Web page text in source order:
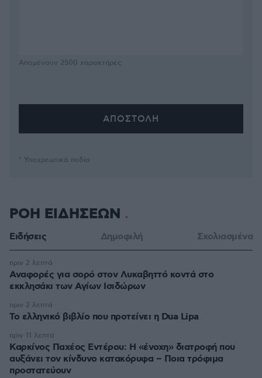
Απομένουν 2500 χαρακτήρες
* Υποχρεωτικά πεδία
ΡΟΗ ΕΙΔΗΣΕΩΝ
Ειδήσεις Δημοφιλή Σχολιασμένα
Αναφορές για σορό στον Λυκαβηττό κοντά στο
εκκλησάκι των Αγίων Ισιδώρων
πριν 2 λεπτά
Το ελληνικό βιβλίο που προτείνει η Dua Lipa
πριν 2 λεπτά
Καρκίνος Παχέος Εντέρου: Η «ένοχη» διατροφή που
αυξάνει τον κίνδυνο κατακόρυφα – Ποια τρόφιμα
προστατεύουν
πριν 11 λεπτά